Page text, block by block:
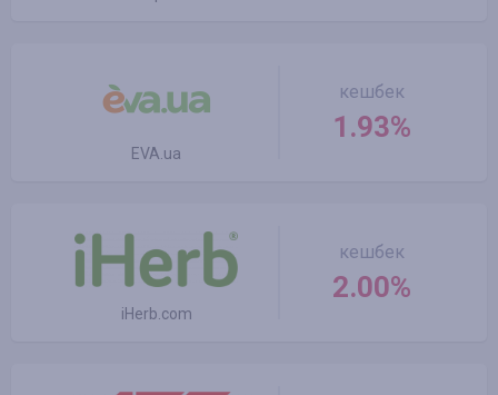
EVA.ua
кешбек
1.93%
iHerb.com
кешбек
2.00%